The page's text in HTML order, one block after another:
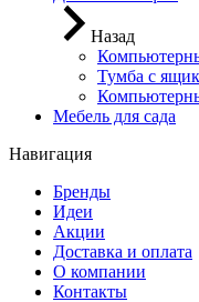
Назад
Тумба с
Мебель для сада
Навигация
Бренды
Идеи
Акции
Доставка и оплата
О компании
Контакты